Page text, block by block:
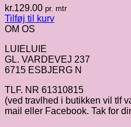
kr.129.00 pr. mtr
Tilføj til kurv
OM OS
LUIELUIE
GL. VARDEVEJ 237
6715 ESBJERG N
TLF. NR 61310815
(ved travlhed i butikken vil tlf
mail eller Facebook. Tak for